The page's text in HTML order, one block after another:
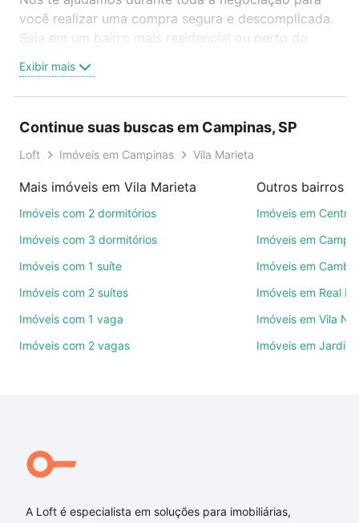
você realizar uma compra segura e descomplicada.
Seja em um bairro mais residencial ou perto do
oferta ideal de Imóveis com 3 suites à venda em
Vila Marieta, Campinas, SP para conquistar seu
videochamada, é grátis, sem compromisso e você
ainda conta com mais de 46 mil corretores e
de imóveis.
ruas, bairros e até condomínios favoritos. Você
também pode usar os filtros como quantidade de
quartos, suítes, com ou sem vaga de garagem para
comodidades, como piscina, academia, salão de
Vila Marieta, Campinas, SP?
Imóveis com 3 suites à venda em Vila Marieta,
Exibir mais
Continue suas buscas em Campinas, SP
Loft Imóveis em Campinas Vila Marieta
Mais imóveis em Vila Marieta
Imóveis com 2 dormitórios
Imóveis com 3 dormitórios
Imóveis com 1 suíte
Imóveis com 2 suítes
Imóveis com 1 vaga
Imóveis com 2 vagas
Outros bairros
Imóveis em Centro
Imóveis em
Imóveis em Cambuí
Imóveis em Real
Imóveis em Vila
Imóveis em Jardim
A Loft é especialista em soluções para imobiliárias,